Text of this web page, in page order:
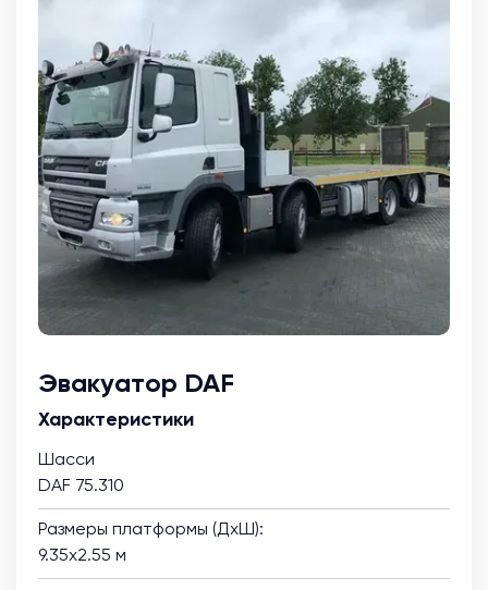
Эвакуатор DAF
Характеристики
Шасси
DAF 75.310
Размеры платформы (ДхШ):
9.35х2.55 м